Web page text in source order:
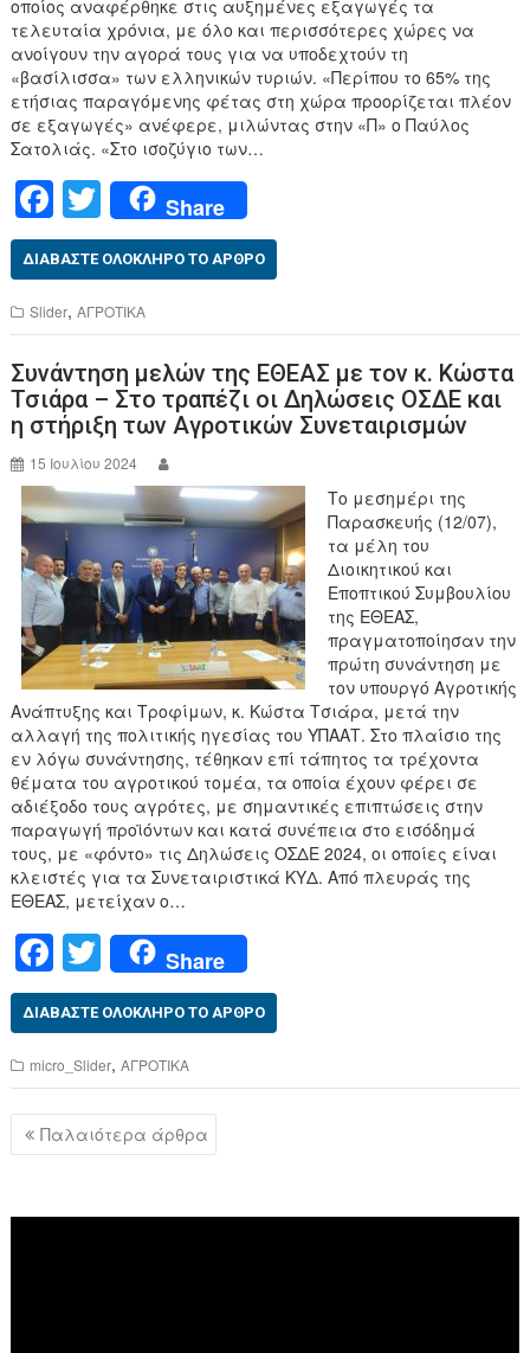
οποίος αναφέρθηκε στις αυξημένες εξαγωγές τα
τελευταία χρόνια, με όλο και περισσότερες χώρες να
ανοίγουν την αγορά τους για να υποδεχτούν τη
«βασίλισσα» των ελληνικών τυριών. «Περίπου το 65% της
ετήσιας παραγόμενης φέτας στη χώρα προορίζεται πλέον
σε εξαγωγές» ανέφερε, μιλώντας στην «Π» ο Παύλος
Σατολιάς. «Στο ισοζύγιο των…
F
a
c
e
b
o
o
k
T
wi
tt
er
Share
ΔΙΑΒΆΣΤΕ ΟΛΌΚΛΗΡΟ ΤΟ ΆΡΘΡΟ
Slider,ΑΓΡΟΤΙΚΑ
Συνάντηση μελών της ΕΘΕΑΣ με τον κ. Κώστα
Τσιάρα – Στο τραπέζι οι Δηλώσεις ΟΣΔΕ και
η στήριξη των Αγροτικών Συνεταιρισμών
15 Ιουλίου 2024
Το μεσημέρι της
Παρασκευής (12/07),
τα μέλη του
Διοικητικού και
Εποπτικού Συμβουλίου
της ΕΘΕΑΣ,
πραγματοποίησαν την
πρώτη συνάντηση με
τον υπουργό Αγροτικής
Ανάπτυξης και Τροφίμων, κ. Κώστα Τσιάρα, μετά την
αλλαγή της πολιτικής ηγεσίας του ΥΠΑΑΤ. Στο πλαίσιο της
εν λόγω συνάντησης, τέθηκαν επί τάπητος τα τρέχοντα
θέματα του αγροτικού τομέα, τα οποία έχουν φέρει σε
αδιέξοδο τους αγρότες, με σημαντικές επιπτώσεις στην
παραγωγή προϊόντων και κατά συνέπεια στο εισόδημά
τους, με «φόντο» τις Δηλώσεις ΟΣΔΕ 2024, οι οποίες είναι
κλειστές για τα Συνεταιριστικά ΚΥΔ. Από πλευράς της
ΕΘΕΑΣ, μετείχαν ο…
F
a
c
e
b
o
k
T
wi
tt
er
Share
ΔΙΑΒΆΣΤΕ ΟΛΌΚΛΗΡΟ ΤΟ ΆΡΘΡΟ
micro_Slider,ΑΓΡΟΤΙΚΑ
Πλοήγηση
άρθρων
Παλαιότερα άρθρα